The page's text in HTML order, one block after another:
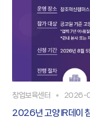
개 사마. 추진개요○ 창
창업보육센터 2026-
2026년 고양 IR데이